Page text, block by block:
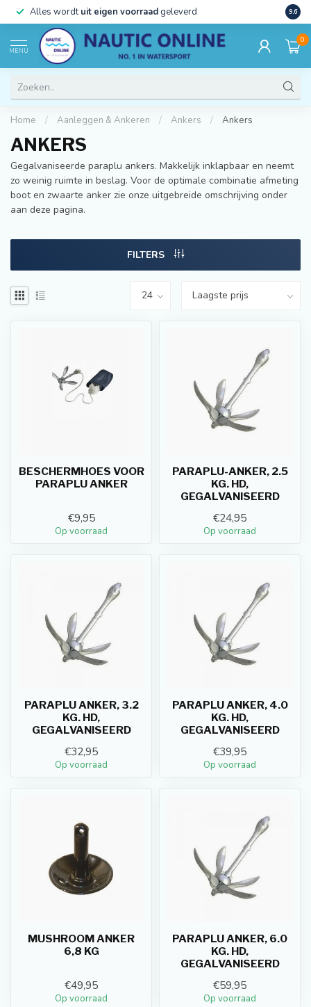
Alles wordtuit eigen voorraad geleverd 9.6
MENU
0
Home / Aanleggen & Ankeren / Ankers / Ankers
ANKERS
Gegalvaniseerde paraplu ankers. Makkelijk inklapbaar en neemt
zo weinig ruimte in beslag. Voor de optimale combinatie afmeting
boot en zwaarte anker zie onze uitgebreide omschrijving onder
aan deze pagina.
FILTERS
BESCHERMHOES VOOR
PARAPLU ANKER
€9,95
Op voorraad
PARAPLU-ANKER, 2.5
KG. HD,
GEGALVANISEERD
€24,95
Op voorraad
PARAPLU ANKER, 3.2
KG. HD,
GEGALVANISEERD
€32,95
Op voorraad
PARAPLU ANKER, 4.0
KG. HD,
GEGALVANISEERD
€39,95
Op voorraad
MUSHROOM ANKER
6,8 KG
€49,95
Op voorraad
PARAPLU ANKER, 6.0
KG. HD,
GEGALVANISEERD
€59,95
Op voorraad